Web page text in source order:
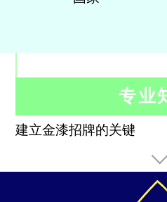
专业
建立金漆招牌的关键